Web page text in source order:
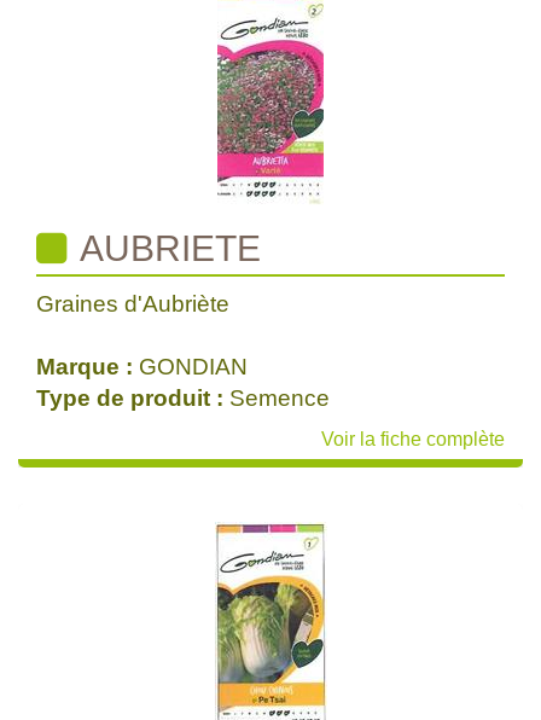
AUBRIETE
Graines d'Aubriète
Marque : GONDIAN
Type de produit : Semence
Voir la fiche complète